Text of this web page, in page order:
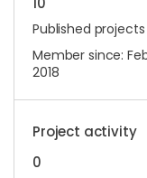
Published projects
Member since:
2018
Project activity
0